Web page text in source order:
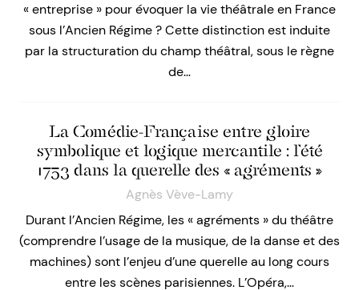
« entreprise » pour évoquer la vie théâtrale en France
sous l’Ancien Régime ? Cette distinction est induite
par la structuration du champ théâtral, sous le règne
de…
La Comédie-Française entre gloire
symbolique et logique mercantile : l’été
1753 dans la querelle des « agréments »
Agnès Vève-Lamy
Durant l’Ancien Régime, les « agréments » du théâtre
(comprendre l’usage de la musique, de la danse et des
machines) sont l’enjeu d’une querelle au long cours
entre les scènes parisiennes. L’Opéra,…